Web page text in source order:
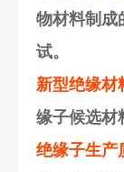
物材料制成
试。
新型绝缘材
缘子候选材
绝缘子生产